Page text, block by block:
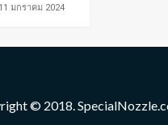
่11 มกราคม 2024
© 2018.